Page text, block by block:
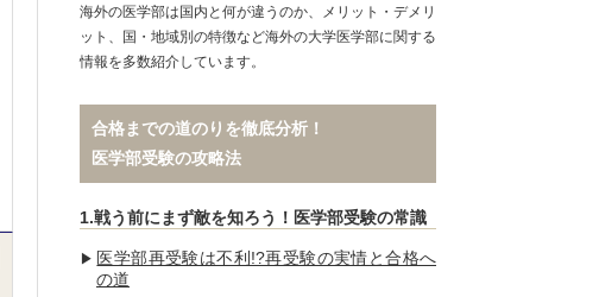
海外の医学部は国内と何が違うのか、メリット・デメリ
ット、国・地域別の特徴など海外の大学医学部に関する
情報を多数紹介しています。
合格までの道のりを徹底分析！
医学部受験の攻略法
1.戦う前にまず敵を知ろう！医学部受験の常識
医学部再受験は不利!?再受験の実情と合格へ
の道